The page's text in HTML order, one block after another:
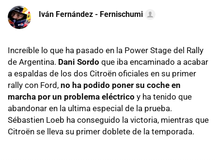
Iván Fernández - Fernischumi
Increíble lo que ha pasado en la Power Stage del Rally
de Argentina. Dani Sordo que iba encaminado a acabar
a espaldas de los dos Citroën oficiales en su primer
rally con Ford, no ha podido poner su coche en
marcha por un problema eléctrico y ha tenido que
abandonar en la ultima especial de la prueba.
Sébastien Loeb ha conseguido la victoria, mientras que
Citroën se lleva su primer doblete de la temporada.